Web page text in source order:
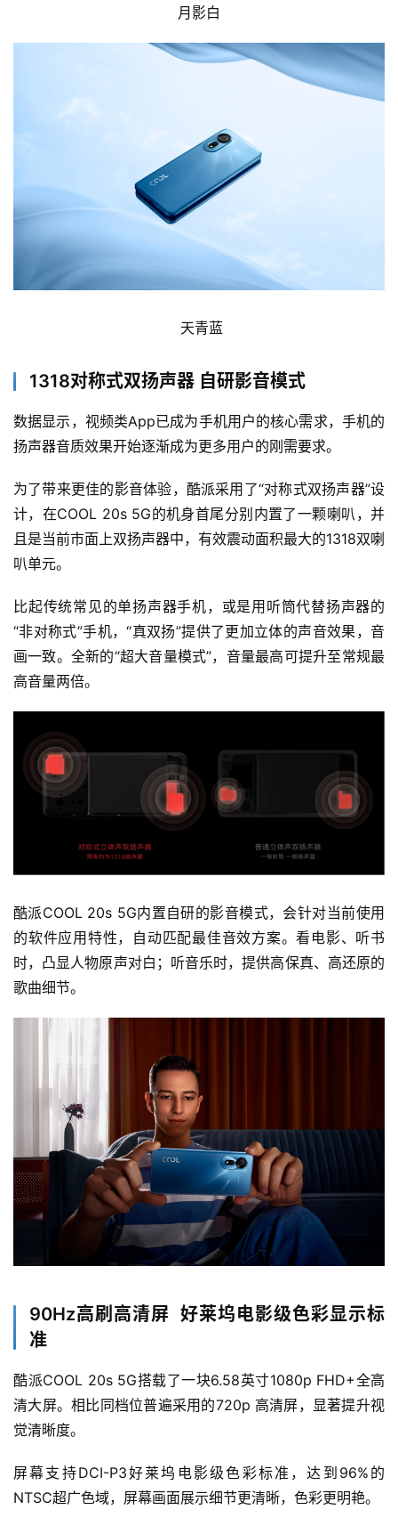
首
页
业
界
人
工
月影白
天青蓝
1318对称式双扬声器 自研影音模式
数据显示，视频类App已成为手机用户的核心需求，手机的
扬声器音质效果开始逐渐成为更多用户的刚需要求。
为了带来更佳的影音体验，酷派采用了“对称式双扬声器”设
计，在COOL 20s 5G的机身首尾分别内置了一颗喇叭，并
且是当前市面上双扬声器中，有效震动面积最大的1318双喇
叭单元。
比起传统常见的单扬声器手机，或是用听筒代替扬声器的
“非对称式”手机，“真双扬”提供了更加立体的声音效果，音
画一致。全新的“超大音量模式”，音量最高可提升至常规最
高音量两倍。
酷派COOL 20s 5G内置自研的影音模式，会针对当前使用
的软件应用特性，自动匹配最佳音效方案。看电影、听书
时，凸显人物原声对白；听音乐时，提供高保真、高还原的
歌曲细节。
90Hz高刷高清屏 好莱坞电影级色彩显示标
准
酷派COOL 20s 5G搭载了一块6.58英寸1080p FHD+全高
清大屏。相比同档位普遍采用的720p 高清屏，显著提升视
觉清晰度。
屏幕支持DCI-P3好莱坞电影级色彩标准，达到96%的
NTSC超广色域，屏幕画面展示细节更清晰，色彩更明艳。